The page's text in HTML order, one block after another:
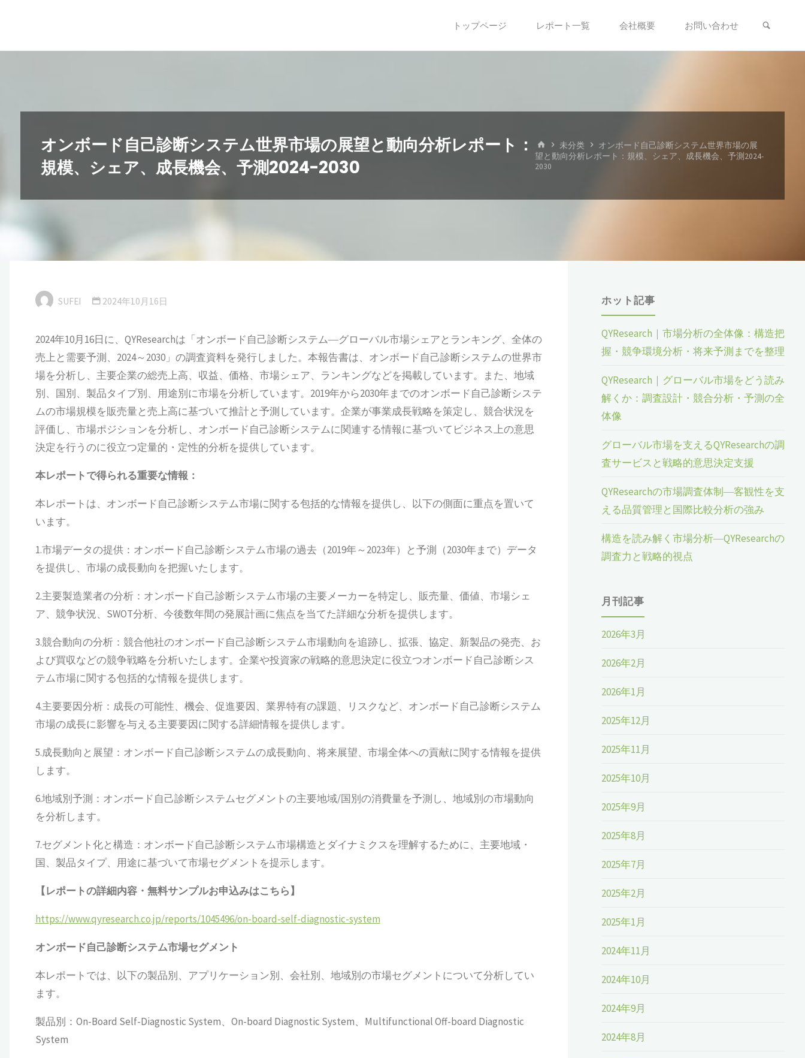
トップページ レポート一覧 会社概要 お問い合わせ
オンボード自己診断システム世界市場の展望と動向分析レポート：
規模、シェア、成長機会、予測2024-2030
ホ
ー
ム
未分类
オンボード自己診断システム世界市場の展
望と動向分析レポート：規模、シェア、成長機会、予測2024-
2030
SUFEI 2024年10月16日
2024年10月16日に、QYResearchは「オンボード自己診断システム―グローバル市場シェアとランキング、全体の
売上と需要予測、2024～2030」の調査資料を発行しました。本報告書は、オンボード自己診断システムの世界市
場を分析し、主要企業の総売上高、収益、価格、市場シェア、ランキングなどを掲載しています。また、地域
別、国別、製品タイプ別、用途別に市場を分析しています。2019年から2030年までのオンボード自己診断システ
ムの市場規模を販売量と売上高に基づいて推計と予測しています。企業が事業成長戦略を策定し、競合状況を
評価し、市場ポジションを分析し、オンボード自己診断システムに関連する情報に基づいてビジネス上の意思
決定を行うのに役立つ定量的・定性的分析を提供しています。
本レポートで得られる重要な情報：
本レポートは、オンボード自己診断システム市場に関する包括的な情報を提供し、以下の側面に重点を置いて
います。
1.市場データの提供：オンボード自己診断システム市場の過去（2019年～2023年）と予測（2030年まで）データ
を提供し、市場の成長動向を把握いたします。
2.主要製造業者の分析：オンボード自己診断システム市場の主要メーカーを特定し、販売量、価値、市場シェ
ア、競争状況、SWOT分析、今後数年間の発展計画に焦点を当てた詳細な分析を提供します。
3.競合動向の分析：競合他社のオンボード自己診断システム市場動向を追跡し、拡張、協定、新製品の発売、お
よび買収などの競争戦略を分析いたします。企業や投資家の戦略的意思決定に役立つオンボード自己診断シス
テム市場に関する包括的な情報を提供します。
4.主要要因分析：成長の可能性、機会、促進要因、業界特有の課題、リスクなど、オンボード自己診断システム
市場の成長に影響を与える主要要因に関する詳細情報を提供します。
5.成長動向と展望：オンボード自己診断システムの成長動向、将来展望、市場全体への貢献に関する情報を提供
します。
6.地域別予測：オンボード自己診断システムセグメントの主要地域/国別の消費量を予測し、地域別の市場動向
を分析します。
7.セグメント化と構造：オンボード自己診断システム市場構造とダイナミクスを理解するために、主要地域・
国、製品タイプ、用途に基づいて市場セグメントを提示します。
【レポートの詳細内容・無料サンプルお申込みはこちら】
https://www.qyresearch.co.jp/reports/1045496/on-board-self-diagnostic-system
オンボード自己診断システム市場セグメント
本レポートでは、以下の製品別、アプリケーション別、会社別、地域別の市場セグメントについて分析してい
ます。
製品別：On-Board Self-Diagnostic System、On-board Diagnostic System、Multifunctional Off-board Diagnostic
System
ホット記事
QYResearch｜市場分析の全体像：構造把
握・競争環境分析・将来予測までを整理
QYResearch｜グローバル市場をどう読み
解くか：調査設計・競合分析・予測の全
体像
グローバル市場を支えるQYResearchの調
査サービスと戦略的意思決定支援
QYResearchの市場調査体制―客観性を支
える品質管理と国際比較分析の強み
構造を読み解く市場分析―QYResearchの
調査力と戦略的視点
月刊記事
2026年3月
2026年2月
2026年1月
2025年12月
2025年11月
2025年10月
2025年9月
2025年8月
2025年7月
2025年2月
2025年1月
2024年11月
2024年10月
2024年9月
2024年8月